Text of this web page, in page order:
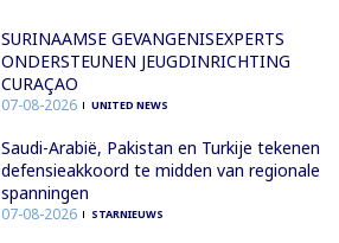
SURINAAMSE GEVANGENISEXPERTS
ONDERSTEUNEN JEUGDINRICHTING
CURAÇAO
07-08-2026 UNITED NEWS
Saudi-Arabië, Pakistan en Turkije tekenen
defensieakkoord te midden van regionale
spanningen
07-08-2026 STARNIEUWS